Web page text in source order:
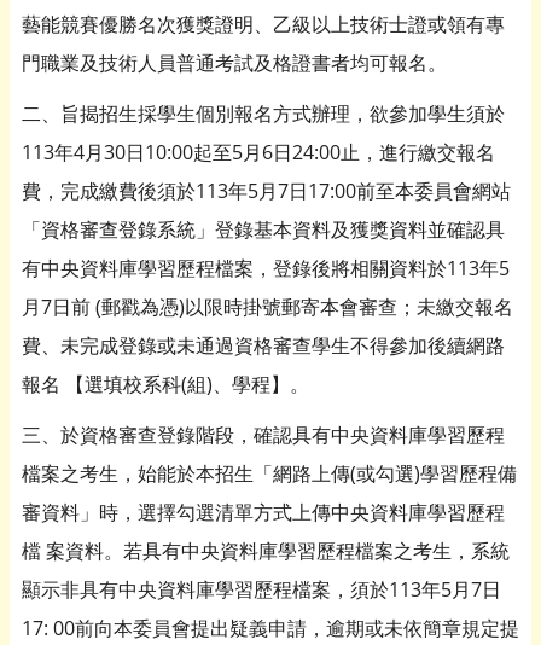
藝能競賽優勝名次獲獎證明、乙級以上技術士證或領有專
門職業及技術人員普通考試及格證書者均可報名。
二、旨揭招生採學生個別報名方式辦理，欲參加學生須於
113年4月30日10:00起至5月6日24:00止，進行繳交報名
費，完成繳費後須於113年5月7日17:00前至本委員會網站
「資格審查登錄系統」登錄基本資料及獲獎資料並確認具
有中央資料庫學習歷程檔案，登錄後將相關資料於113年5
月7日前 (郵戳為憑)以限時掛號郵寄本會審查；未繳交報名
費、未完成登錄或未通過資格審查學生不得參加後續網路
報名 【選填校系科(組)、學程】。
三、於資格審查登錄階段，確認具有中央資料庫學習歷程
檔案之考生，始能於本招生「網路上傳(或勾選)學習歷程備
審資料」時，選擇勾選清單方式上傳中央資料庫學習歷程
檔 案資料。若具有中央資料庫學習歷程檔案之考生，系統
顯示非具有中央資料庫學習歷程檔案，須於113年5月7日
17: 00前向本委員會提出疑義申請，逾期或未依簡章規定提